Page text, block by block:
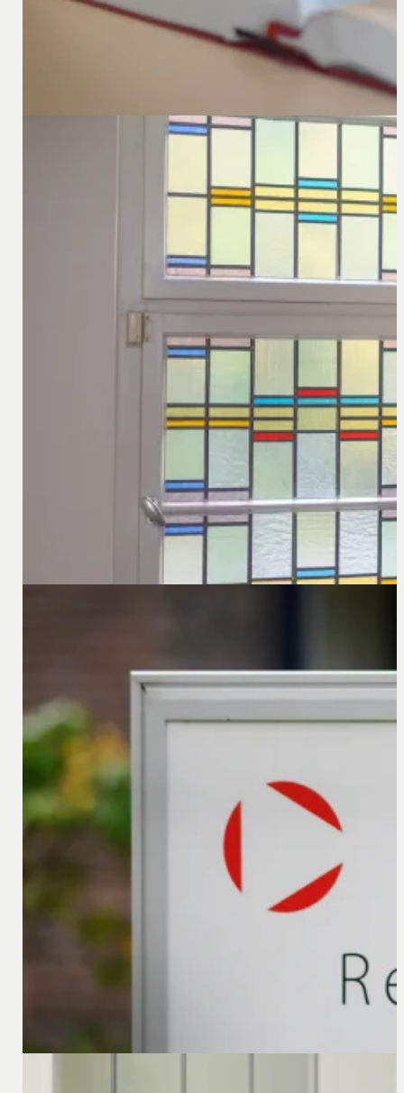
Hervorming van de bevoegdheden van Duitse
In Duitsland is op 1 januari 2026 een ingrijpende
30 oktober 2025
Sinds 1 april 2025 zijn er in een aantal Duitse
Hierdoor moeten de Duitse rechtbanken bij geschillen